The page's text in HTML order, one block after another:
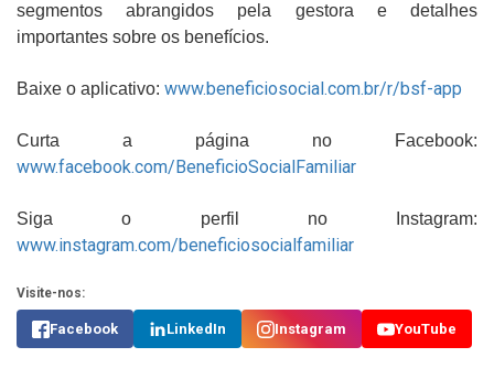
segmentos abrangidos pela gestora e detalhes
importantes sobre os benefícios.
Baixe o aplicativo: www.beneficiosocial.com.br/r/bsf-app
Curta a página no Facebook:
www.facebook.com/BeneficioSocialFamiliar
Siga o perfil no Instagram:
www.instagram.com/beneficiosocialfamiliar
Visite-nos:
Facebook LinkedIn Instagram YouTube